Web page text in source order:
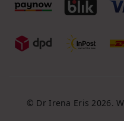
Polityka Cookies
© Dr Irena Eris 2026.